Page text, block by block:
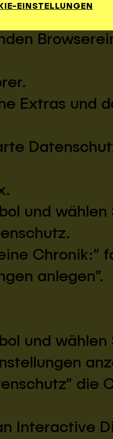
Extras und
und wählen
Chronik:”
anlegen”.
und wählen
die
Interactive
EINSTELLUNGEN